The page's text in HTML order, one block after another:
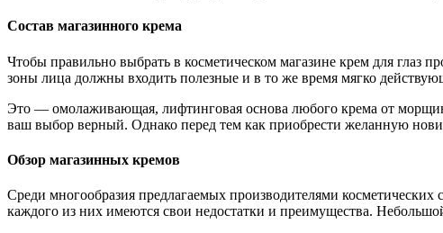
Состав магазинного крема
Чтобы правильно выбрать в косметическом магазине крем для глаз
зоны лица должны входить полезные и в то же время мягко
Это — омолаживающая, лифтинговая основа любого крема от морщин
ваш выбор верный. Однако перед тем как приобрести желанную
Обзор магазинных кремов
Среди многообразия предлагаемых производителями
каждого из них имеются свои недостатки и преимущества.